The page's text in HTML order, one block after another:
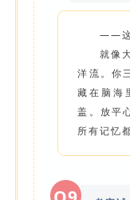
——这
就像
洋流。你
藏在脑海
盖。放平
所有记忆